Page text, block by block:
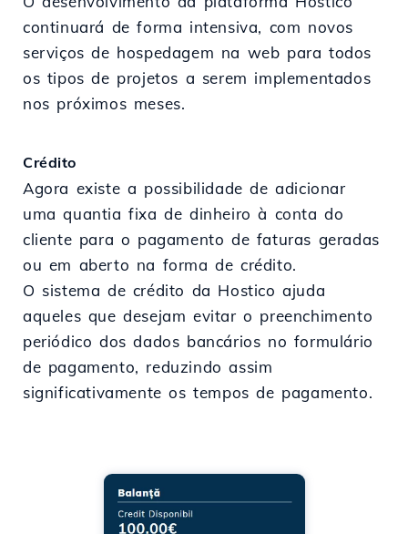
continuará de forma intensiva, com novos
serviços de hospedagem na web para todos
os tipos de projetos a serem implementados
nos próximos meses.
Crédito
Agora existe a possibilidade de adicionar
uma quantia fixa de dinheiro à conta do
cliente para o pagamento de faturas geradas
ou em aberto na forma de crédito.
O sistema de crédito da Hostico ajuda
aqueles que desejam evitar o preenchimento
periódico dos dados bancários no formulário
de pagamento, reduzindo assim
significativamente os tempos de pagamento.